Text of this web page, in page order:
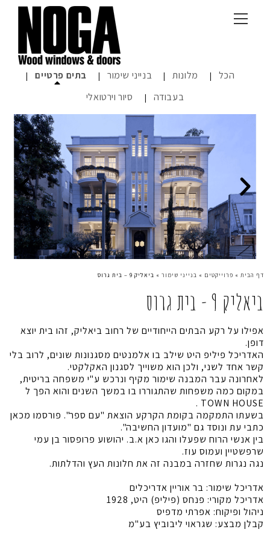
הכל מלונות בנייני שימור
בתים פרטיים
בעבודה
סיור וירטואלי
דף הבית » פרוייקטים » בנייני שימור » ביאליק 9 – בית גרוס
ביאליק 9 - בית גרוס
אפילו על רקע הבתים הייחודיים של רחוב ביאליק, זהו בית יוצא
דופן.
האדריכל פיליפ היט שילב בו אלמנטים מסגנונות שונים, לרוב בלי
קשר אחד לשני, ולכן הוא משוייך לסגנון האקלקטי.
לאחרונה עבר המבנה שימור מקיף ונרכש ע"י משפחה בריטית,
במקום כמה משפחות שהתגוררו בו במשך השנים והוא הפך ל
TOWN HOUSE .
בשעתו התמקמה בקומת הקרקע הוצאת "עם ספר". פורסמו מכאן
כתבי עת ונוסד גם "מועדון החשיבה".
בין אנשי הרוח שפעלו והגו כאן א.ב. יהושוע פרופסור בן עמי
שרפשטיין ועמוס עוז.
נגה נגרות שחזרה במבנה זה את חלונות העץ והדלתות.
אדריכל שימור: בר אוריין אדריכלים
אדריכל מקורי: פנחס (פיליפ) היט, 1928
ניהול ופיקוח: אפרתי מדפיס
קבלן מבצע: שגראוי ליבוביץ בע"מ